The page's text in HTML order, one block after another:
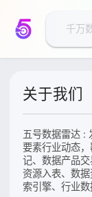
关于我们
五号数据雷达 :
要素行业动态
记、数据产品
资源入表、数
索引擎、行业数